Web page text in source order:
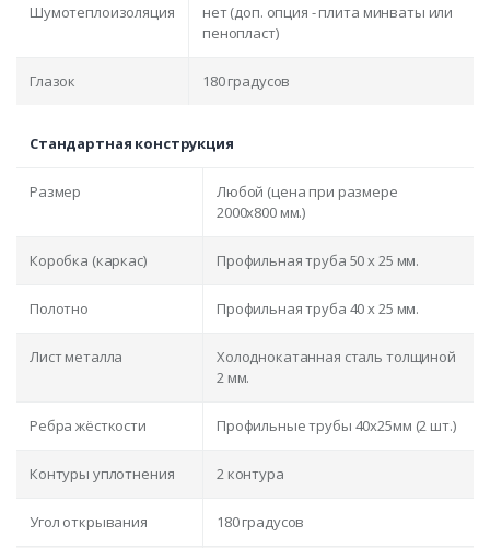
Шумотеплоизоляция
нет (доп. опция - плита минваты или
пенопласт)
Глазок 180 градусов
Стандартная конструкция
Размер
Любой (цена при размере
2000x800 мм.)
Коробка (каркас) Профильная труба 50 х 25 мм.
Полотно Профильная труба 40 х 25 мм.
Лист металла
Холоднокатанная сталь толщиной
2 мм.
Ребра жёсткости Профильные трубы 40х25мм (2 шт.)
Контуры уплотнения 2 контура
Угол открывания 180 градусов